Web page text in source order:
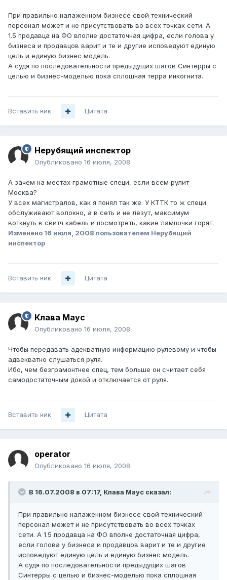
При правильно налаженном бизнесе свой технический
персонал может и не присутствовать во всех точках сети. А
1.5 продавца на ФО вполне достаточная цифра, если голова у
бизнеса и продавцов варит и те и другие исповедуют единую
цель и единую бизнес модель.
А судя по последовательности предыдущих шагов Синтерры с
целью и бизнес-моделью пока сплошная терра инкогнита.
Вставить ник Цитата
Нерубящий инспектор
Опубликовано 16 июля, 2008
А зачем на местах грамотные специ, если всем рулит
Москва?
У всех магистралов, как я понял так же. У КТТК то ж специ
обслуживают волокно, а в сеть и не лезут, максимум
воткнуть в свитч кабель и посмотреть, какие лампочки горят.
Изменено 16 июля, 2008 пользователем Нерубящий
инспектор
Вставить ник Цитата
Клава Маус
Опубликовано 16 июля, 2008
Чтобы передавать адекватную информацию рулевому и чтобы
адвекватно слушаться руля.
Ибо, чем безграмонтнее спец, тем больше он считает себя
самодостаточным докой и отключается от руля.
Вставить ник Цитата
operator
Опубликовано 16 июля, 2008
В 16.07.2008 в 07:17, Клава Маус сказал:
При правильно налаженном бизнесе свой технический
персонал может и не присутствовать во всех точках
сети. А 1.5 продавца на ФО вполне достаточная цифра,
если голова у бизнеса и продавцов варит и те и другие
исповедуют единую цель и единую бизнес модель.
А судя по последовательности предыдущих шагов
Синтерры с целью и бизнес-моделью пока сплошная